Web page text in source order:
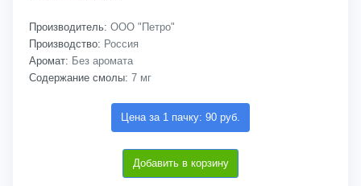
Производитель: ООО "Петро"
Производство: Россия
Аромат: Без аромата
Содержание смолы: 7 мг
Цена за 1 пачку: 90 руб.
Добавить в корзину